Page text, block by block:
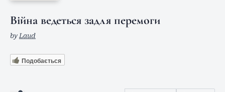
Війна ведеться задля перемоги
by Laud
Подобається